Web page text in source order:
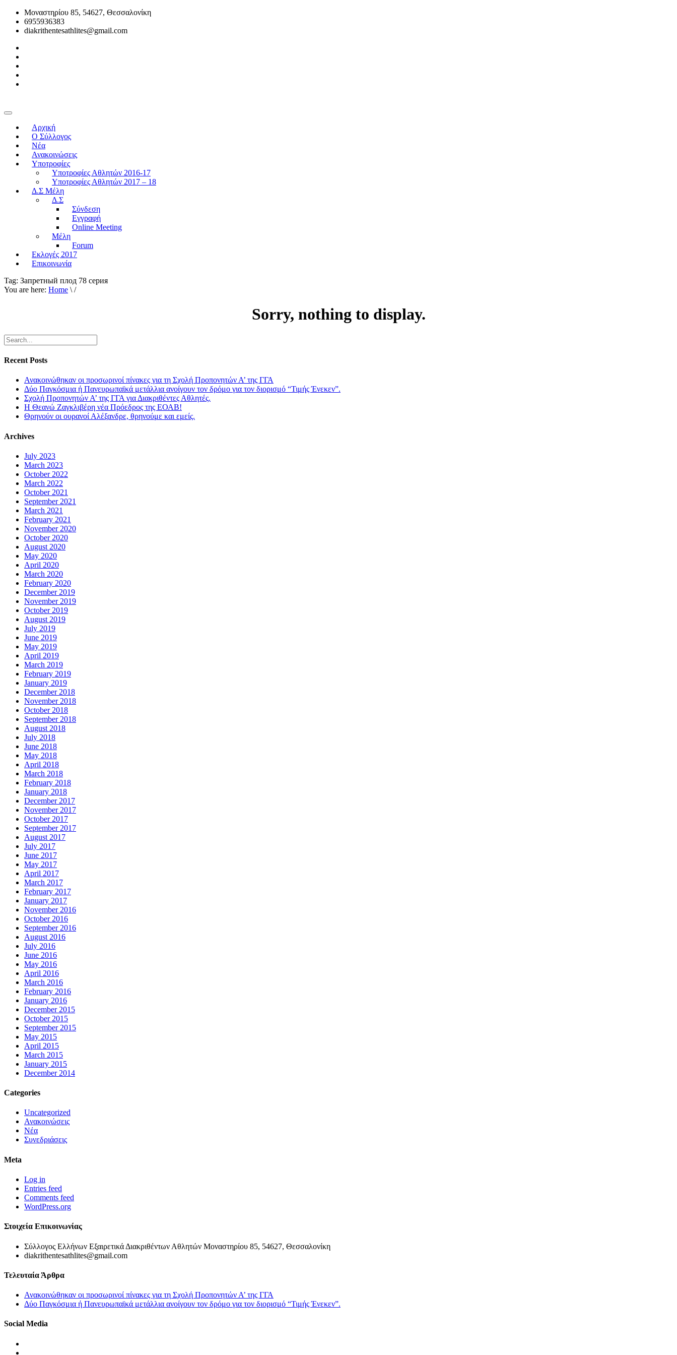
Μοναστηρίου 85, 54627, Θεσσαλονίκη
6955936383
diakrithentesathlites@gmail.com
Αρχική
O Σύλλογος
Νέα
Ανακοινώσεις
Υποτροφίες
Υποτροφίες Αθλητών 2016-17
Υποτροφίες Αθλητών 2017 – 18
Δ.Σ Μέλη
Δ.Σ
Σύνδεση
Εγγραφή
Online Meeting
Μέλη
Forum
Εκλογές 2017
Επικοινωνία
Tag: Запретный плод 78 серия
You are here: Home \ /
Sorry, nothing to display.
Recent Posts
Ανακοινώθηκαν οι προσωρινοί πίνακες για τη Σχολή Προπονητών Α’ της ΓΓΑ
Δύο Παγκόσμια ή Πανευρωπαϊκά μετάλλια ανοίγουν τον δρόμο για τον διορισμό “Τιμής Ένεκεν”.
Σχολή Προπονητών Α’ της ΓΓΑ για Διακριθέντες Αθλητές.
Η Θεανώ Ζαγκλιβέρη νέα Πρόεδρος της ΕΟΑΒ!
Θρηνούν οι ουρανοί Αλέξανδρε, θρηνούμε και εμείς.
Archives
July 2023
March 2023
October 2022
March 2022
October 2021
September 2021
March 2021
February 2021
November 2020
October 2020
August 2020
May 2020
April 2020
March 2020
February 2020
December 2019
November 2019
October 2019
August 2019
July 2019
June 2019
May 2019
April 2019
March 2019
February 2019
January 2019
December 2018
November 2018
October 2018
September 2018
August 2018
July 2018
June 2018
May 2018
April 2018
March 2018
February 2018
January 2018
December 2017
November 2017
October 2017
September 2017
August 2017
July 2017
June 2017
May 2017
April 2017
March 2017
February 2017
January 2017
November 2016
October 2016
September 2016
August 2016
July 2016
June 2016
May 2016
April 2016
March 2016
February 2016
January 2016
December 2015
October 2015
September 2015
May 2015
April 2015
March 2015
January 2015
December 2014
Categories
Uncategorized
Ανακοινώσεις
Νέα
Συνεδριάσεις
Meta
Log in
Entries feed
Comments feed
WordPress.org
Στοιχεία Επικοινωνίας
Σύλλογος Ελλήνων Εξαιρετικά Διακριθέντων Αθλητών Μοναστηρίου 85, 54627, Θεσσαλονίκη
diakrithentesathlites@gmail.com
Τελευταία Άρθρα
Ανακοινώθηκαν οι προσωρινοί πίνακες για τη Σχολή Προπονητών Α’ της ΓΓΑ
Δύο Παγκόσμια ή Πανευρωπαϊκά μετάλλια ανοίγουν τον δρόμο για τον διορισμό “Τιμής Ένεκεν”.
Social Media